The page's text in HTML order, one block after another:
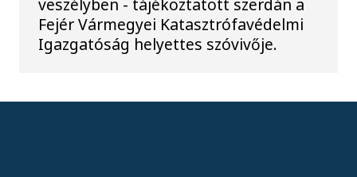
veszélyben - tájékoztatott szerdán a
Fejér Vármegyei Katasztrófavédelmi
Igazgatóság helyettes szóvivője.